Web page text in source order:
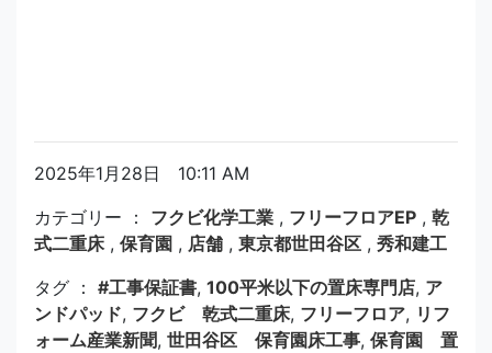
2025年1月28日 10:11 AM
カテゴリー ： フクビ化学工業 , フリーフロアEP , 乾
式二重床, 保育園 , 店舗 , 東京都世田谷区 , 秀和建工
タグ ： #工事保証書, 100平米以下の置床専門店, ア
ンドパッド, フクビ 乾式二重床, フリーフロア, リフ
ォーム産業新聞, 世田谷区 保育園床工事, 保育園 置